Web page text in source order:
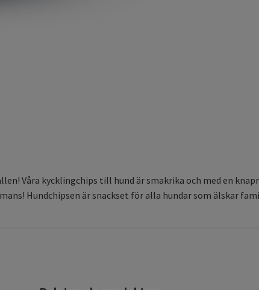
Våra kycklingchips till hund är smakrika och med en
Hundchipsen är snackset för alla hundar som älskar